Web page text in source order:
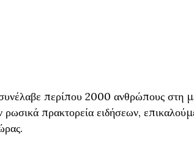
περίπου 2000 ανθρώπους στη
πρακτορεία ειδήσεων,